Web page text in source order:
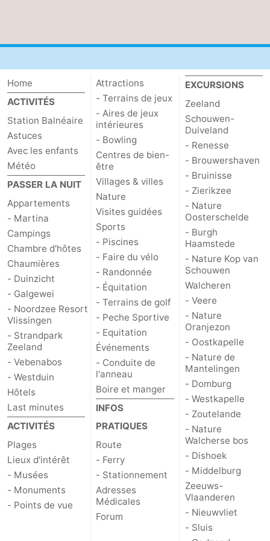
Vlaanderen
-
Sluis
-
Cadzand
-
Nature
Het
Zwin
Météo
Contact
Home
ACTIVITÉS
Station Balnéaire
Astuces
Avec les enfants
Météo
PASSER LA NUIT
Appartements
- Martina
Campings
Chambre d'hôtes
Chaumières
- Duinzicht
- Galgewei
- Noordzee Resort
Vlissingen
- Strandpark
Zeeland
- Vebenabos
- Westduin
Hôtels
Last minutes
ACTIVITÉS
Plages
Lieux d'intérêt
- Musées
- Monuments
- Points de vue
Attractions
- Terrains de jeux
- Aires de jeux
intérieures
- Bowling
Centres de bien-
être
Villages & villes
Nature
Visites guidées
Sports
- Piscines
- Faire du vélo
- Randonnée
- Équitation
- Terrains de golf
- Peche Sportive
- Equitation
Événements
- Conduite de
l'anneau
Boire et manger
INFOS
PRATIQUES
Route
- Ferry
- Stationnement
Adresses
Médicales
Forum
EXCURSIONS
Zeeland
Schouwen-
Duiveland
- Renesse
- Brouwershaven
- Bruinisse
- Zierikzee
- Nature
Oosterschelde
- Burgh
Haamstede
- Nature Kop van
Schouwen
Walcheren
- Veere
- Nature
Oranjezon
- Oostkapelle
- Nature de
Mantelingen
- Domburg
- Westkapelle
- Zoutelande
- Nature
Walcherse bos
- Dishoek
- Middelburg
Zeeuws-
Vlaanderen
- Nieuwvliet
- Sluis